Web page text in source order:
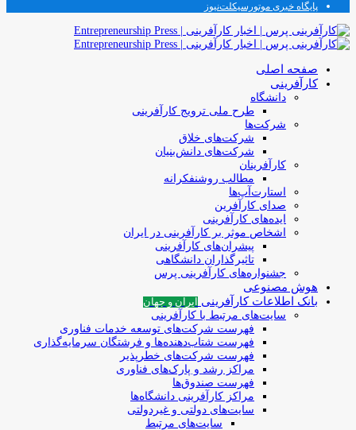
پایگاه خبری موتورسیکلت‌نیوز
صفحه اصلی
کارآفرینی
دانشگاه
طرح ملی ترویج کارآفرینی
شرکت‌ها
شرکت‌های خلاق
شرکت‌های دانش‌بنیان
کارآفرینان
مطالب روشنفکرانه
استارت‌آپ‌ها
صدای کارآفرین
ایده‌های کارآفرینی
اشخاص موثر بر کارآفرینی در ایران
پیشران‌های کارآفرینی
تاثیرگذاران دانشگاهی
جشنواره‌های کارآفرینی‌ پرس
هوش مصنوعی
بانک اطلاعات کارآفرینی
ایران و جهان
سایت‌های مرتبط با کارآفرینی
فهرست شرکت‌های‌‌ توسعه‌ خدمات فناوری
فهرست شتاب‌دهنده‌ها‌ و فرشتگان‌ سرمایه‌گذاری
فهرست شرکت‌های خطرپذیر
مراکز رشد و پارک‌های فناوری
فهرست صندوق‌ها
مراکز کارآفرینی دانشگاه‌ها
سایت‌های دولتی و غیردولتی
سایت‌های مرتبط